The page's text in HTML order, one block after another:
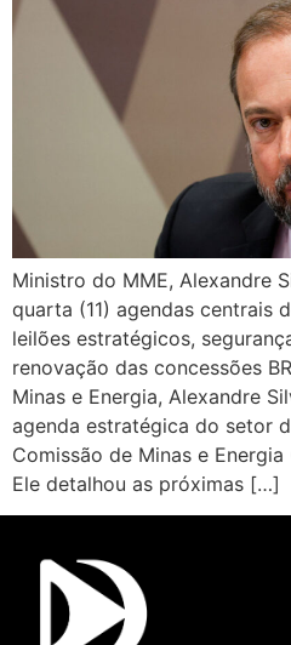
Ministro do MME, Alexandre
quarta (11) agendas centrais
leilões estratégicos,
renovação das concessões
Minas e Energia, Alexandre
agenda estratégica do setor
Comissão de Minas e
Ele detalhou as próximas […]